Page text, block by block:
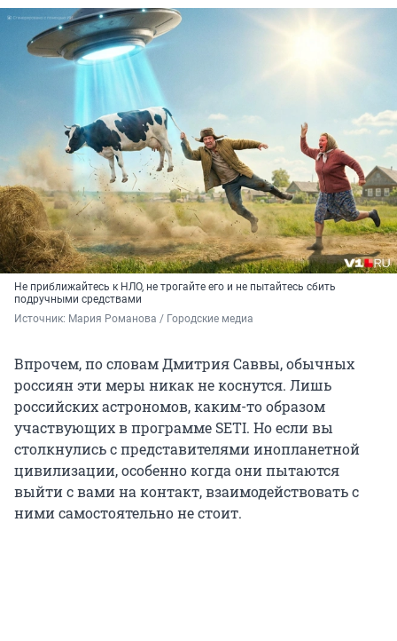
Не приближайтесь к НЛО, не трогайте его и не пытайтесь сбить
подручными средствами
Источник: Мария Романова / Городские медиа
Впрочем, по словам Дмитрия Саввы, обычных
россиян эти меры никак не коснутся. Лишь
российских астрономов, каким-то образом
участвующих в программе SETI. Но если вы
столкнулись с представителями инопланетной
цивилизации, особенно когда они пытаются
выйти с вами на контакт, взаимодействовать с
ними самостоятельно не стоит.